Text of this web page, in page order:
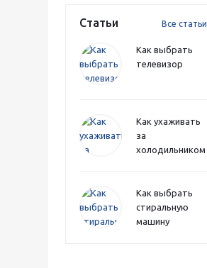
Статьи Все статьи
Как выбрать
телевизор
Как ухаживать
за
холодильником
Как выбрать
стиральную
машину